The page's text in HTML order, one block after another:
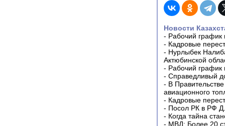
Новости
- Рабочий график
- Кадровые
- Нурлыбек
Актюбинской
- Рабочий график
- Справедливый
- В
авиационного
- Кадровые
- Посол РК в РФ
- Когда тайна
- МВД: Более 20